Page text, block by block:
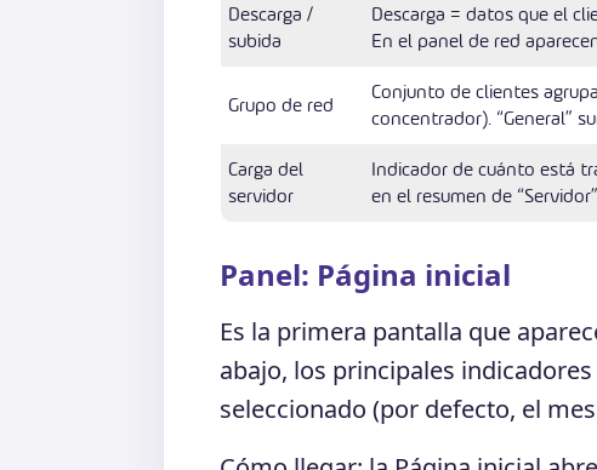
Descarga /
subida
Descarga = datos que el
En el panel de red
Grupo de red
Conjunto de clientes
concentrador). “General”
Carga del
servidor
Indicador de cuánto está
en el resumen de
Panel: Página inicial
Es la primera pantalla que
abajo, los principales
seleccionado (por defecto, el